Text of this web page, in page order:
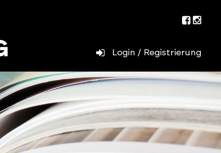
Login / Registrierung